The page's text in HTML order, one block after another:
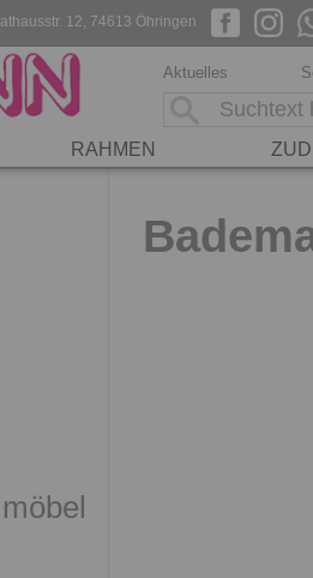
12, 74613 Öhringen
Aktuelles
RAHMEN